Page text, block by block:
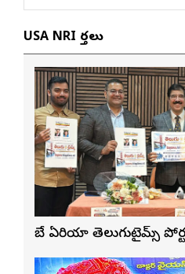
USA NRI వార్తలు
బే ఏరియా తెలుగుటైమ్స్